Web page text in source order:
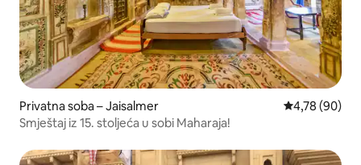
Privatna soba – Jaisalmer Prosječna
4,78 (90)
Smještaj iz 15. stoljeća u sobi Maharaja!